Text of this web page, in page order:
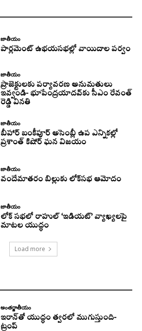
జాతీయం
పార్లమెంట్ ఉభయసభల్లో వాయిదాల పర్వం
జాతీయం
ప్రాజెక్టులకు పర్యావరణ అనుమతులు
ఇవ్వండి- భూపేంద్రయాదవ్‌కు సీఎం రేవంత్‌
రెడ్డి వినతి
జాతీయం
బీహార్ బంకీపూర్ అసెంబ్లీ ఉప ఎన్నికల్లో
ప్రశాంత్ కిషోర్ ఘన విజయం
జాతీయం
వందేమాతరం బిల్లుకు లోక్‌సభ ఆమోదం
జాతీయం
లోక్ సభలో రాహుల్ ‘ఇడియట్’ వ్యాఖ్యలపై
మాటల యుద్ధం
Load more
అంతర్జాతీయం
ఇరాన్‌తో యుద్ధం త్వరలో ముగుస్తుంది-
ట్రంప్‌